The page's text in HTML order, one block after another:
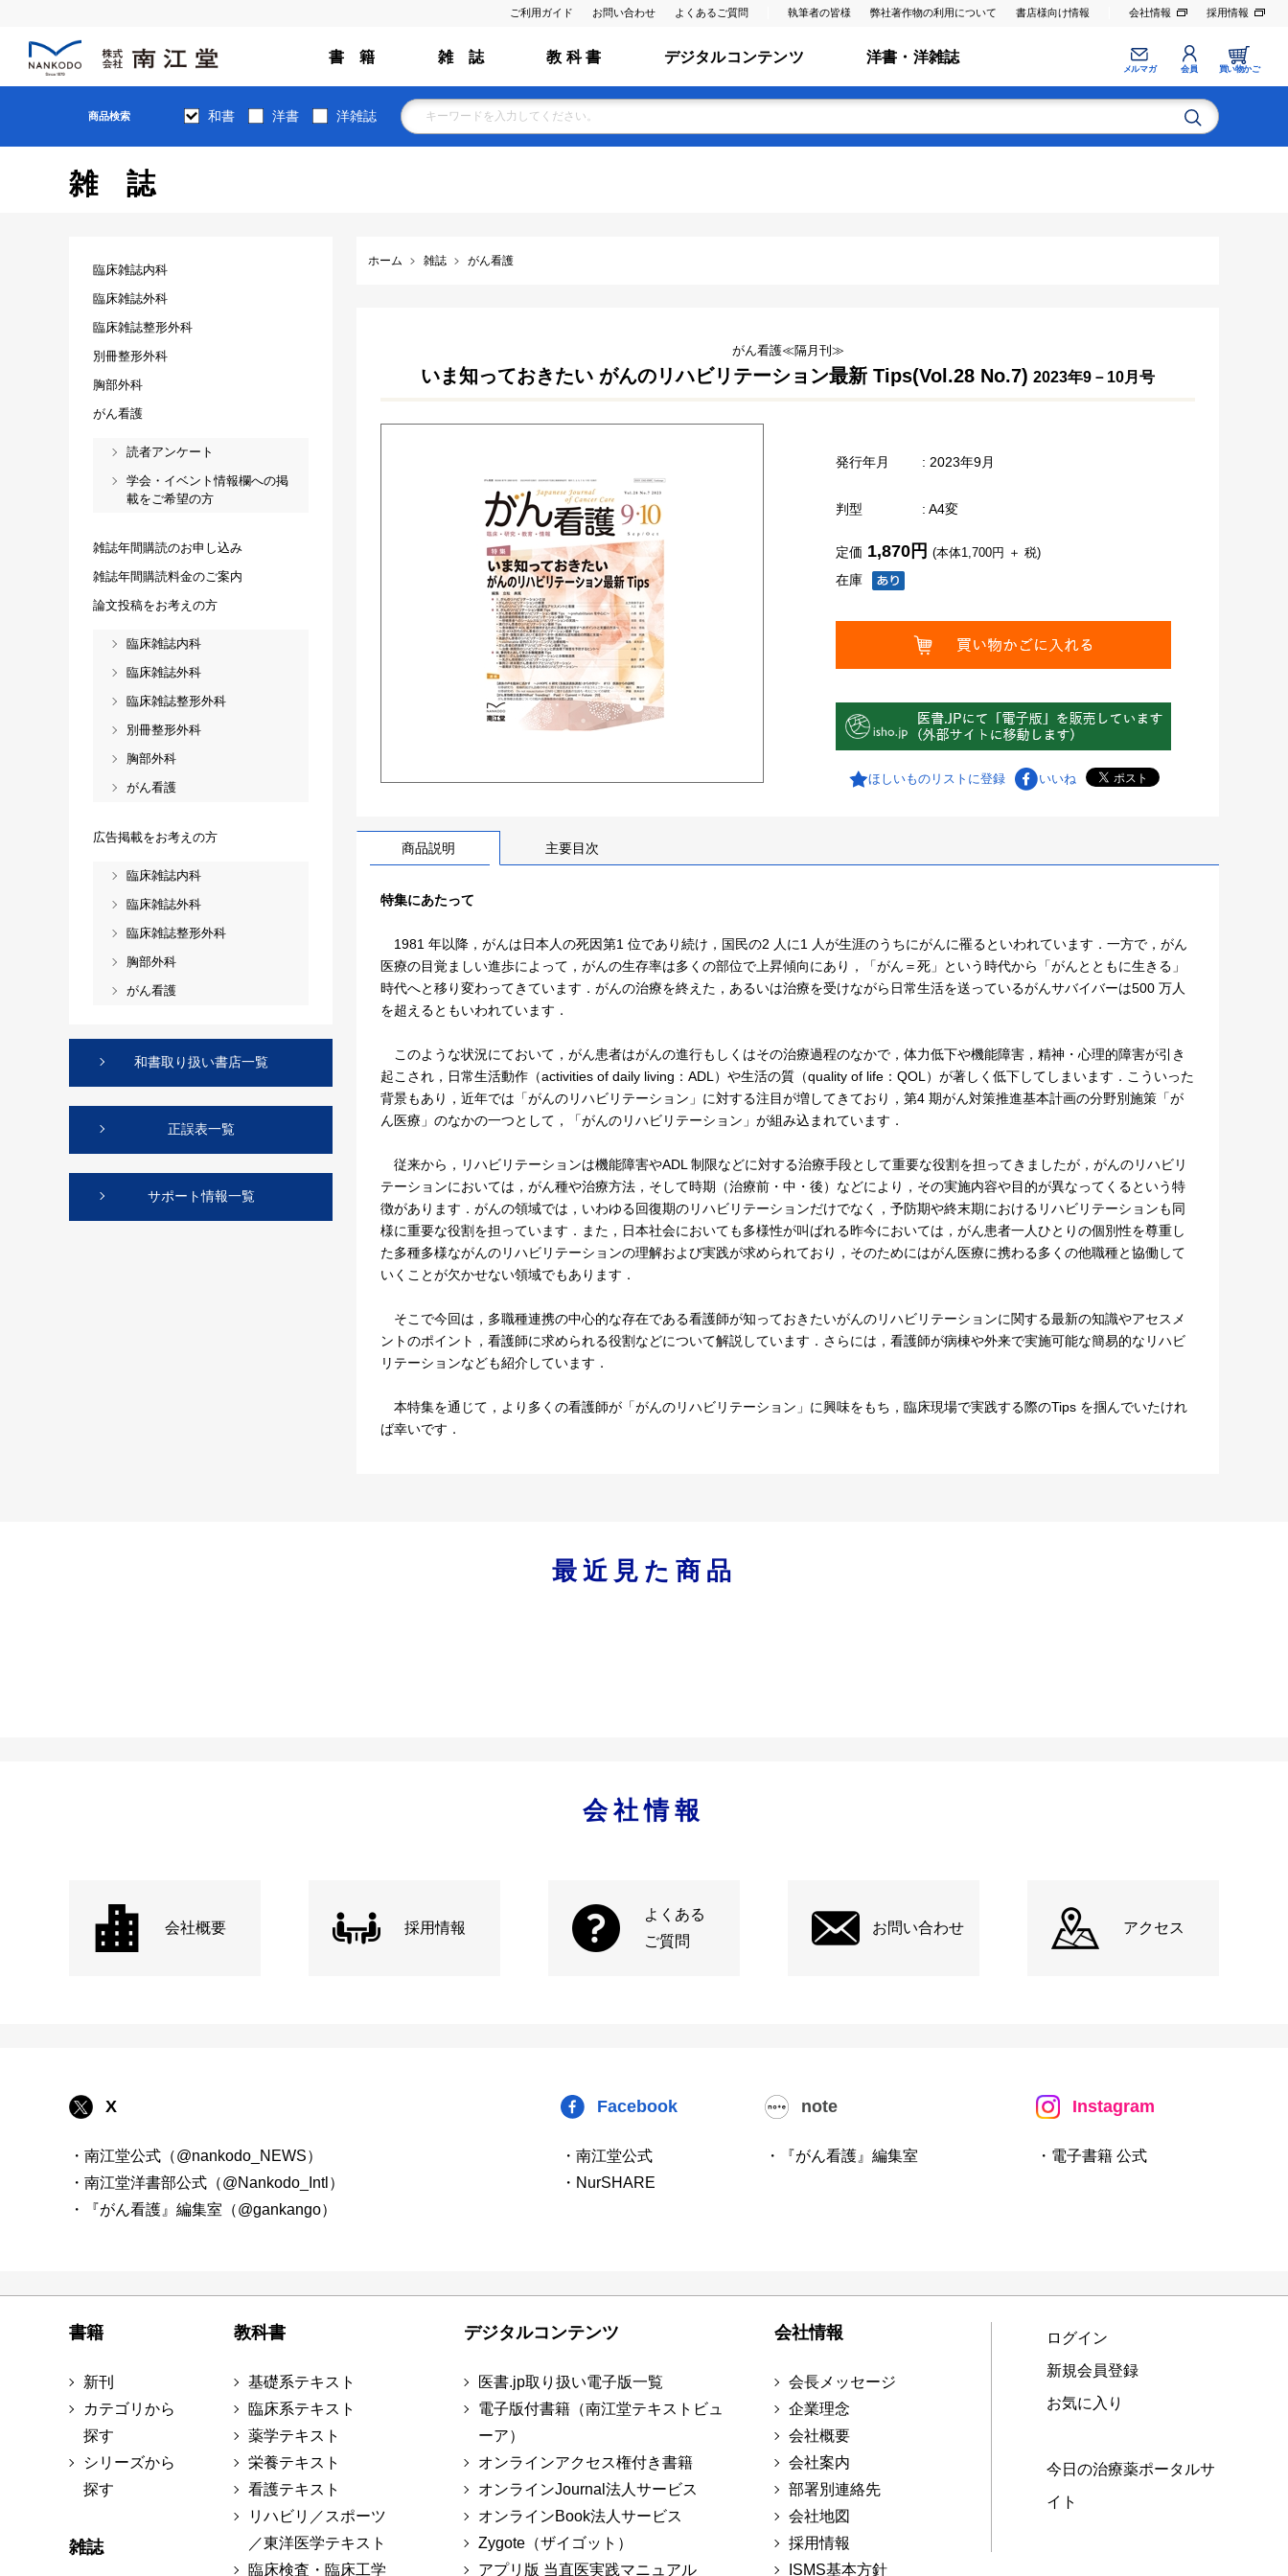
ご利用ガイド お問い合わせ よくあるご質問 執筆者の皆様 弊社著作物の利用について 書店様向け情報 会社情報 採用情報
書 籍 雑 誌 教 科 書 デジタルコンテンツ 洋書・洋雑誌
メルマガ 会員 買い物かご
商品検索 和書 洋書 洋雑誌
雑誌
ホーム 雑誌 がん看護
がん看護≪隔月刊≫
いま知っておきたい がんのリハビリテーション最新 Tips(Vol.28 No.7) 2023年9－10月号
発行年月 : 2023年9月
判型 : A4変
在庫
定価 1,870円 (本体1,700円 ＋ 税)
ほしいものリストに登録 いいね
商品説明 主要目次
特集にあたって
1981 年以降，がんは日本人の死因第1 位であり続け，国民の2 人に1 人が生涯のうちにがんに罹るといわれています．一方で，がん
医療の目覚ましい進歩によって，がんの生存率は多くの部位で上昇傾向にあり，「がん＝死」という時代から「がんとともに生きる」
時代へと移り変わってきています．がんの治療を終えた，あるいは治療を受けながら日常生活を送っているがんサバイバーは500 万人
を超えるともいわれています．
このような状況にておいて，がん患者はがんの進行もしくはその治療過程のなかで，体力低下や機能障害，精神・心理的障害が引き
起こされ，日常生活動作（activities of daily living：ADL）や生活の質（quality of life：QOL）が著しく低下してしまいます．こういった
背景もあり，近年では「がんのリハビリテーション」に対する注目が増してきており，第4 期がん対策推進基本計画の分野別施策「が
ん医療」のなかの一つとして，「がんのリハビリテーション」が組み込まれています．
従来から，リハビリテーションは機能障害やADL 制限などに対する治療手段として重要な役割を担ってきましたが，がんのリハビリ
テーションにおいては，がん種や治療方法，そして時期（治療前・中・後）などにより，その実施内容や目的が異なってくるという特
徴があります．がんの領域では，いわゆる回復期のリハビリテーションだけでなく，予防期や終末期におけるリハビリテーションも同
様に重要な役割を担っています．また，日本社会においても多様性が叫ばれる昨今においては，がん患者一人ひとりの個別性を尊重し
た多種多様ながんのリハビリテーションの理解および実践が求められており，そのためにはがん医療に携わる多くの他職種と協働して
いくことが欠かせない領域でもあります．
そこで今回は，多職種連携の中心的な存在である看護師が知っておきたいがんのリハビリテーションに関する最新の知識やアセスメ
ントのポイント，看護師に求められる役割などについて解説しています．さらには，看護師が病棟や外来で実施可能な簡易的なリハビ
リテーションなども紹介しています．
本特集を通じて，より多くの看護師が「がんのリハビリテーション」に興味をもち，臨床現場で実践する際のTips を掴んでいたけれ
ば幸いです．
臨床雑誌内科
臨床雑誌外科
臨床雑誌整形外科
別冊整形外科
胸部外科
がん看護
読者アンケート
学会・イベント情報欄への掲
載をご希望の方
雑誌年間購読のお申し込み
雑誌年間購読料金のご案内
論文投稿をお考えの方
臨床雑誌内科
臨床雑誌外科
臨床雑誌整形外科
別冊整形外科
胸部外科
がん看護
広告掲載をお考えの方
臨床雑誌内科
臨床雑誌外科
臨床雑誌整形外科
胸部外科
がん看護
和書取り扱い書店一覧
正誤表一覧
サポート情報一覧
最近見た商品
会社情報
会社概要 採用情報
よくある
ご質問
お問い合わせ アクセス
X
・南江堂公式（@nankodo_NEWS）
・南江堂洋書部公式（@Nankodo_Intl）
・『がん看護』編集室（@gankango）
Facebook
・南江堂公式
・NurSHARE
note
・『がん看護』編集室
Instagram
・電子書籍 公式
書籍
新刊
カテゴリから
探す
シリーズから
探す
雑誌
教科書
基礎系テキスト
臨床系テキスト
薬学テキスト
栄養テキスト
看護テキスト
リハビリ／スポーツ
／東洋医学テキスト
臨床検査・臨床工学
デジタルコンテンツ
医書.jp取り扱い電子版一覧
電子版付書籍（南江堂テキストビュ
ーア）
オンラインアクセス権付き書籍
オンラインJournal法人サービス
オンラインBook法人サービス
Zygote（ザイゴット）
アプリ版 当直医実践マニュアル
会社情報
会長メッセージ
企業理念
会社概要
会社案内
部署別連絡先
会社地図
採用情報
ISMS基本方針
ログイン
新規会員登録
お気に入り
今日の治療薬ポータルサ
イト